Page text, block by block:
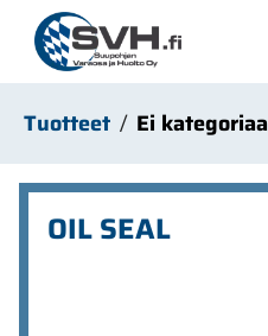
Siirry pääsisältöön
Tuotteet Ei kategoriaa
OIL SEAL